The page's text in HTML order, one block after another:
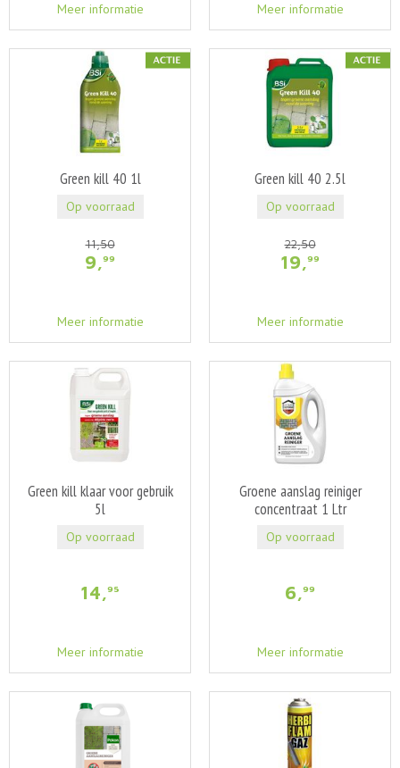
Meer informatie Meer informatie
Green kill 40 1l
11,50
9,99
Meer informatie
Op voorraad
Green kill 40 2.5l
22,50
19,99
Meer informatie
Op voorraad
Green kill klaar voor gebruik
5l
14,95
Meer informatie
Op voorraad
Groene aanslag reiniger
concentraat 1 Ltr
6,99
Meer informatie
Op voorraad